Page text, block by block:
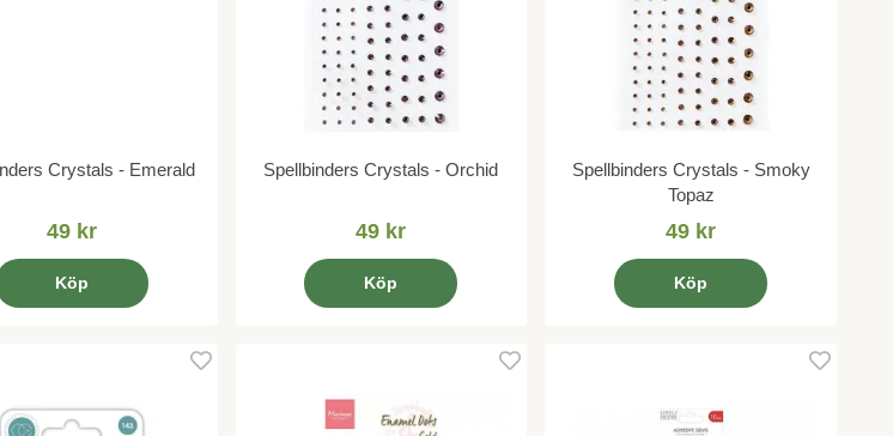
Crystals - Emerald
49 kr
Köp
Spellbinders Crystals - Orchid
49 kr
Köp
Spellbinders Crystals - Smoky
Topaz
49 kr
Köp